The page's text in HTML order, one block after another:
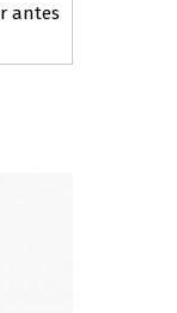
antes